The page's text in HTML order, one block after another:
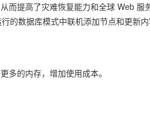
而提高了灾难恢复能力和全球 Web 服
的数据库模式中联机添加节点和更新
多的内存，增加使用成本。